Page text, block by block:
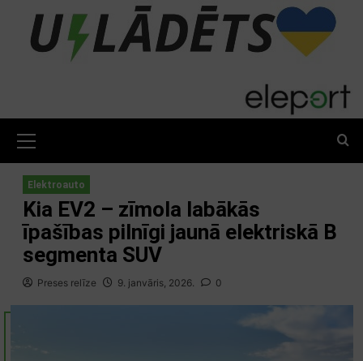
content
Menu
Elektroauto
Kia EV2 – zīmola labākās
īpašības pilnīgi jaunā elektriskā B
segmenta SUV
Preses relīze 9. janvāris, 2026. 0